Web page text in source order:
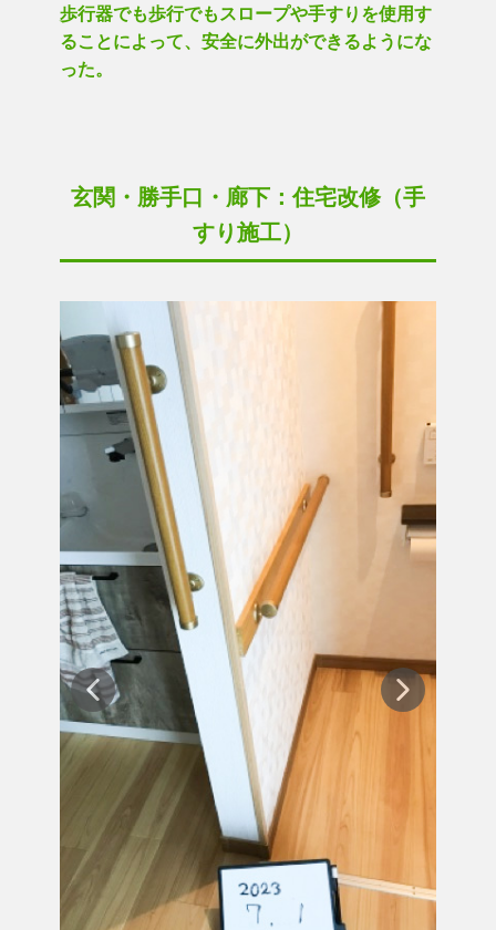
歩行器でも歩行でもスロープや手すりを使用す
ることによって、安全に外出ができるようにな
った。
玄関・勝手口・廊下：住宅改修（手
すり施工）